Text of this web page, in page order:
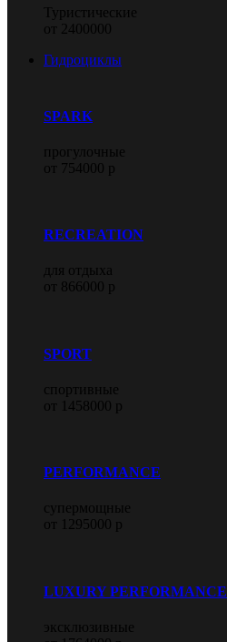
Туристические
от 2400000
Гидроциклы
SPARK
прогулочные
от 754000 р
RECREATION
для отдыха
от 866000 р
SPORT
спортивные
от 1458000 р
PERFORMANCE
супермощные
от 1295000 р
LUXURY PERFORMANCE
эксклюзивные